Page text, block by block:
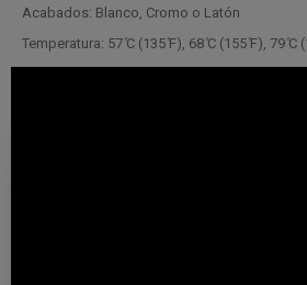
Acabados: Blanco, Cromo o Latón
Temperatura: 57 ̊C (135 ̊F), 68 ̊C (155 ̊F), 79 ̊C